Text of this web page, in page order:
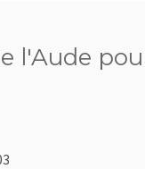
l'Aude